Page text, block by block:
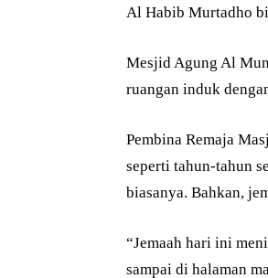
Al Habib Murtadho
Mesjid Agung Al
ruangan induk
Pembina Remaja
seperti tahun-tahun
biasanya. Bahkan,
“Jemaah hari ini
sampai di halaman